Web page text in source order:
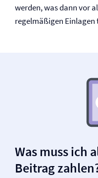
werden, was dann vor
regelmäßigen Einlagen
Was muss ich
Beitrag